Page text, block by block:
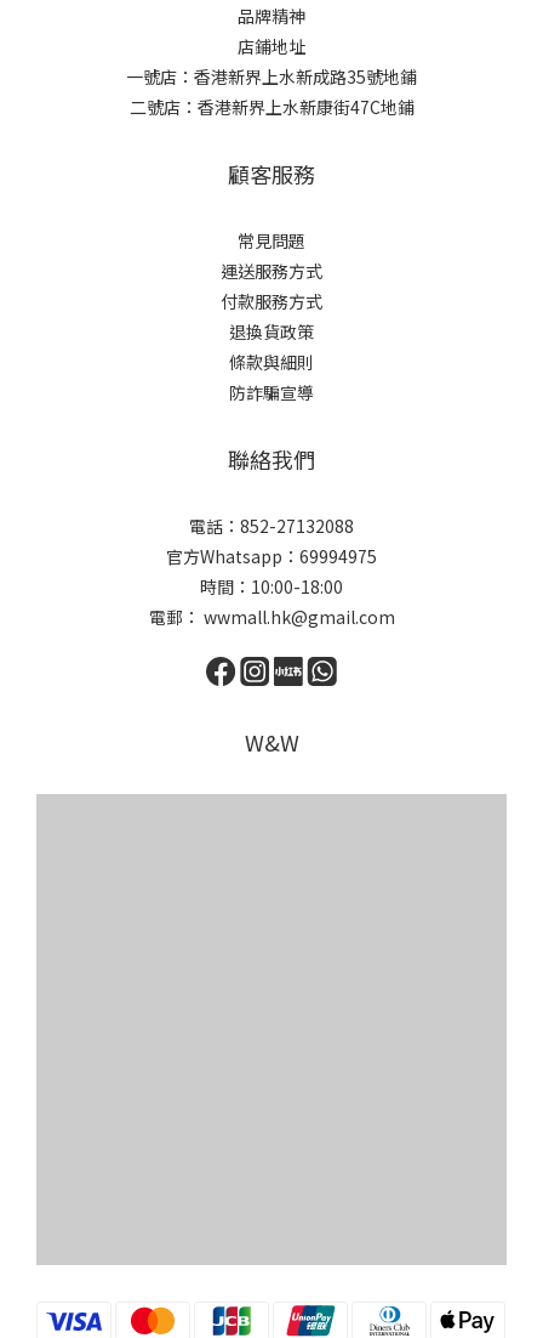
品牌精神
店鋪地址
一號店：香港新界上水新成路35號地鋪
二號店：香港新界上水新康街47C地鋪
顧客服務
常見問題
運送服務方式
付款服務方式
退換貨政策
條款與細則
防詐騙宣導
聯絡我們
電話：852-27132088
官方Whatsapp：69994975
時間：10:00-18:00
電郵： wwmall.hk@gmail.com
W&W